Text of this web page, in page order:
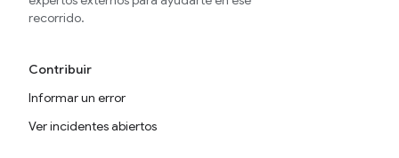
recorrido.
Contribuir
Informar un error
Ver incidentes abiertos